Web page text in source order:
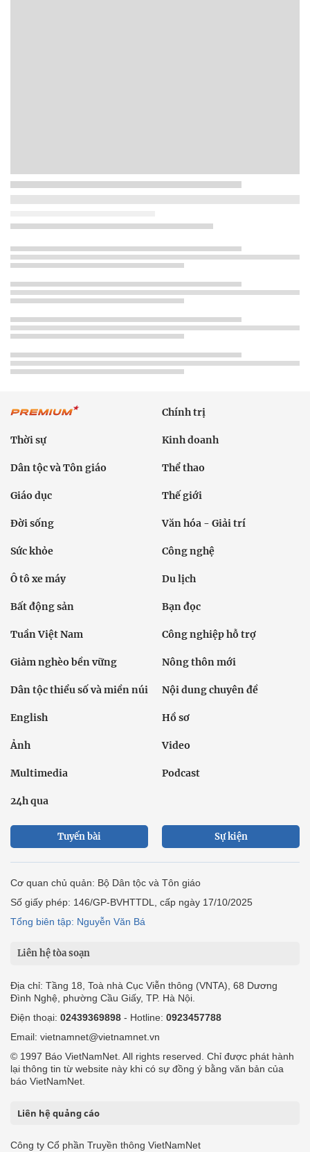
Chính trị
Thời sự Kinh doanh
Dân tộc và Tôn giáo Thể thao
Giáo dục Thế giới
Đời sống Văn hóa - Giải trí
Sức khỏe Công nghệ
Ô tô xe máy Du lịch
Bất động sản Bạn đọc
Tuần Việt Nam Công nghiệp hỗ trợ
Giảm nghèo bền vững Nông thôn mới
Dân tộc thiểu số và miền núi Nội dung chuyên đề
English Hồ sơ
Ảnh Video
Multimedia Podcast
24h qua
Tuyến bài Sự kiện
Cơ quan chủ quản: Bộ Dân tộc và Tôn giáo
Số giấy phép: 146/GP-BVHTTDL, cấp ngày 17/10/2025
Tổng biên tập: Nguyễn Văn Bá
Liên hệ tòa soạn
Địa chỉ: Tầng 18, Toà nhà Cục Viễn thông (VNTA), 68 Dương
Đình Nghệ, phường Cầu Giấy, TP. Hà Nội.
Điện thoại: 02439369898 - Hotline: 0923457788
Email: vietnamnet@vietnamnet.vn
© 1997 Báo VietNamNet. All rights reserved. Chỉ được phát hành
lại thông tin từ website này khi có sự đồng ý bằng văn bản của
báo VietNamNet.
Liên hệ quảng cáo
Công ty Cổ phần Truyền thông VietNamNet